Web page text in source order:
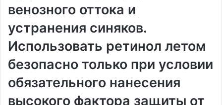
венозного оттока и
устранения синяков.
Использовать ретинол летом
безопасно только при условии
обязательного нанесения
высокого фактора защиты от